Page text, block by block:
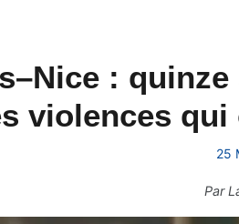
:
violences
25
Par